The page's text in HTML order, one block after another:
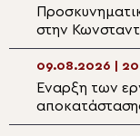
Κομοτηνής
στην
την Ενορία
Χρυσοστόμου
Δράμας
09.08.2026 |
Έναρξη των
ιστορικού